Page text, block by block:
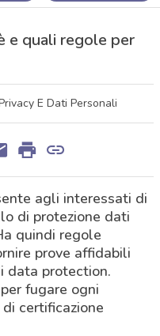
e quali regole per
E Dati Personali
agli interessati di
di protezione dati
quindi regole
prove affidabili
data protection.
fugare ogni
certificazione